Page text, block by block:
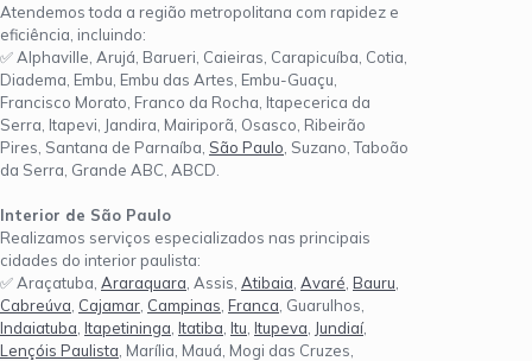
Atendemos toda a região metropolitana com rapidez e
eficiência, incluindo:
✅ Alphaville, Arujá, Barueri, Caieiras, Carapicuíba, Cotia,
Diadema, Embu, Embu das Artes, Embu-Guaçu,
Francisco Morato, Franco da Rocha, Itapecerica da
Serra, Itapevi, Jandira, Mairiporã, Osasco, Ribeirão
Pires, Santana de Parnaíba, São Paulo , Suzano, Taboão
da Serra, Grande ABC, ABCD.
Interior de São Paulo
Realizamos serviços especializados nas principais
cidades do interior paulista:
✅ Araçatuba, Araraquara , Assis, Atibaia Avaré Bauru
Cabreúva Cajamar Campinas Franca , Guarulhos,
Indaiatuba Itapetininga Itatiba Itu Itupeva Jundiaí,
Lençóis Paulista , Marília, Mauá, Mogi das Cruzes,